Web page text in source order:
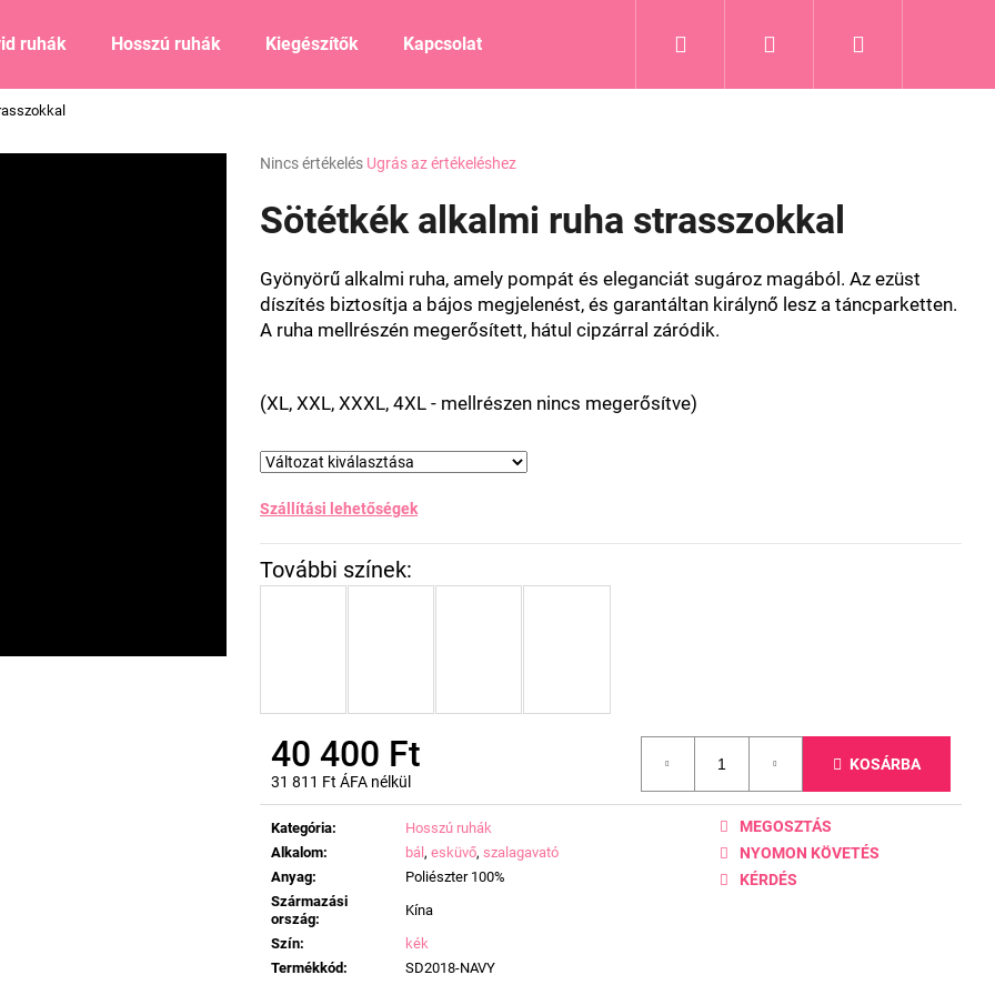
ruhák Hosszú ruhák Kiegészítők Kapcsolat Keresés Bejelentkezés
A
átlagos
értékelése
0,0
csillag.
Nincs értékelés Ugrás az értékeléshez
Sötétkék alkalmi ruha strasszokkal
Gyönyörű alkalmi ruha, amely pompát és eleganciát sugároz magából. Az ezüst
díszítés biztosítja a bájos megjelenést, és garantáltan királynő lesz a táncparketten.
A ruha mellrészén megerősített, hátul cipzárral záródik.
(XL, XXL, XXXL, 4XL - mellrészen nincs megerősítve)
Szállítási lehetőségek
40 400 Ft
31 811 Ft ÁFA nélkül
Egységár:
KOSÁRBA
Kategória:
Hosszú ruhák
Alkalom: bál, esküvő, szalagavató
Anyag:
Poliészter 100%
Származási
ország:
Kína
Szín:
kék
Termékkód: SD2018-NAVY
KÉRDÉS
NYOMON KÖVETÉS
MEGOSZTÁS
KERESÉS